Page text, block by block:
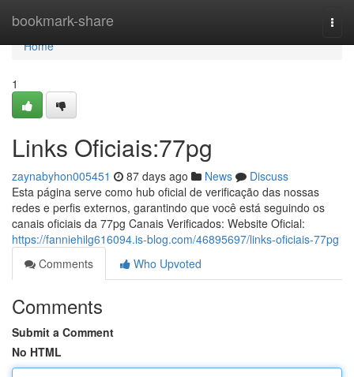
bookmark-share
Home
Home
1
Links Oficiais:77pg
zaynabyhon005451 87 days ago News
Discuss
Esta página serve como hub oficial de verificação das nossas
redes e perfis externos, garantindo que você está seguindo os
canais oficiais da 77pg Canais Verificados: Website Oficial:
https://fanniehilg616094.is-blog.com/46895697/links-oficiais-77pg
Comments
Who Upvoted
Comments
Submit a Comment
No HTML